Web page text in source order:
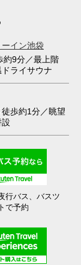
イン池袋
約9分／最上階
ライサウナ
歩約1分／眺望
行バス、バスツ
で予約